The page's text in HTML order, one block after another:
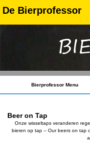
De Bierprofessor
Bierprofessor Menu
Beer on Tap
Onze wisseltaps veranderen
bieren op tap -- Our beers on tap